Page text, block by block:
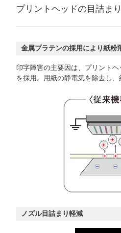
プリントヘッドの目詰ま
金属プラテンの採用により紙粉
印字障害の主要因は、プリント
を採用。用紙の静電気を除去し
ノズル目詰まり軽減